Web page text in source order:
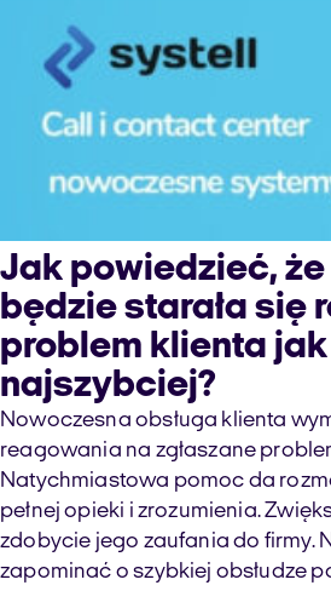
Jak powiedzieć,
będzie starała się
problem klienta jak
najszybciej?
Nowoczesna obsługa klienta
reagowania na zgłaszane
Natychmiastowa pomoc da
pełnej opieki i zrozumienia.
zdobycie jego zaufania do firmy.
zapominać o szybkiej obsłudze